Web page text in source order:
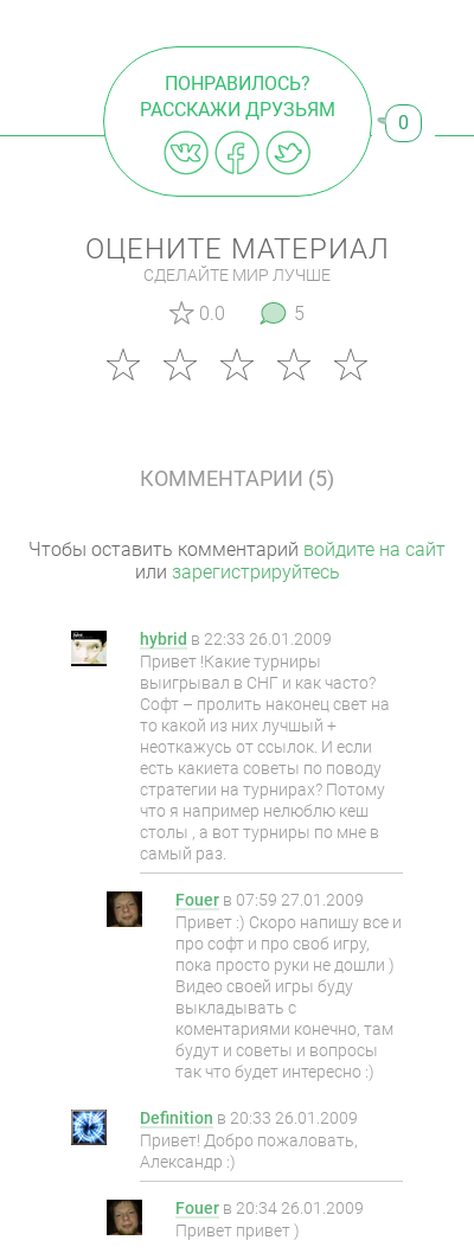
ПОНРАВИЛОСЬ?
РАССКАЖИ ДРУЗЬЯМ
0
ОЦЕНИТЕ МАТЕРИАЛ
СДЕЛАЙТЕ МИР ЛУЧШЕ
0.0 5
КОММЕНТАРИИ (5)
Чтобы оставить комментарий войдите на сайт
или зарегистрируйтесь
hybrid в 22:33 26.01.2009
Привет !Какие турниры
выигрывал в СНГ и как часто?
Софт – пролить наконец свет на
то какой из них лучшый +
неоткажусь от ссылок. И если
есть какиета советы по поводу
стратегии на турнирах? Потому
что я например нелюблю кеш
столы , а вот турниры по мне в
самый раз.
Fouer в 07:59 27.01.2009
Привет :) Скоро напишу все и
про софт и про своб игру,
пока просто руки не дошли )
Видео своей игры буду
выкладывать с
коментариями конечно, там
будут и советы и вопросы
так что будет интересно :)
Definition в 20:33 26.01.2009
Привет! Добро пожаловать,
Александр :)
Fouer в 20:34 26.01.2009
Привет привет )